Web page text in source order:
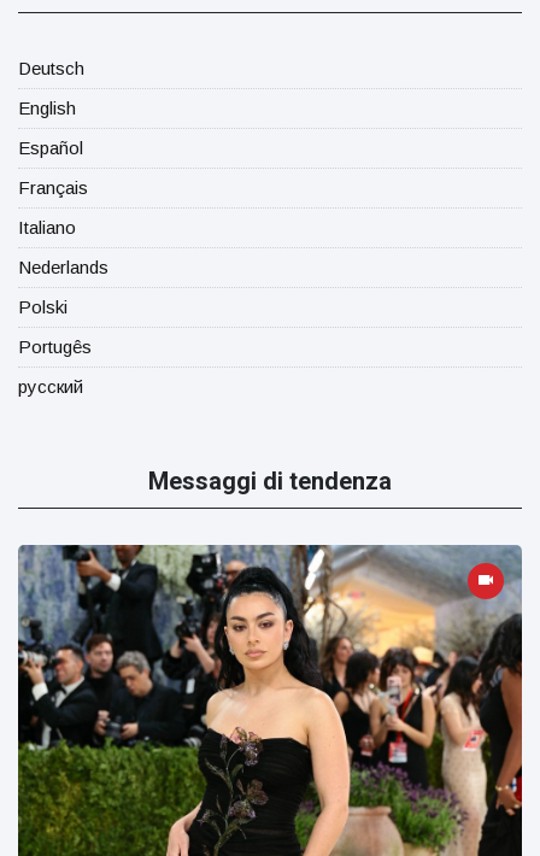
Deutsch
English
Español
Français
Italiano
Nederlands
Polski
Portugês
русский
Messaggi di tendenza